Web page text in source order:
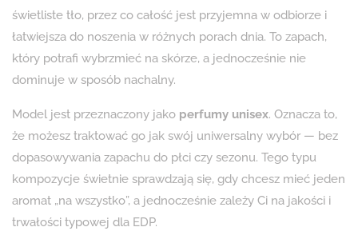
świetliste tło, przez co całość jest przyjemna w odbiorze i
łatwiejsza do noszenia w różnych porach dnia. To zapach,
który potrafi wybrzmieć na skórze, a jednocześnie nie
dominuje w sposób nachalny.
Model jest przeznaczony jako perfumy unisex. Oznacza to,
że możesz traktować go jak swój uniwersalny wybór — bez
dopasowywania zapachu do płci czy sezonu. Tego typu
kompozycje świetnie sprawdzają się, gdy chcesz mieć jeden
aromat „na wszystko”, a jednocześnie zależy Ci na jakości i
trwałości typowej dla EDP.